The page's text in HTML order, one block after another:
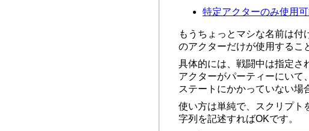
特定アクターのみ使用
もうちょっとマシな名前は
のアクターだけが使用するこ
具体的には、戦闘中は指定さ
アクターがパーティーにいて
ステートにかかっていない場
使い方は単純で、スクリプト
字列を記述すればOKです。